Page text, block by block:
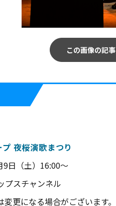
この画像の記事
夜桜演歌まつり
9日（土）16:00～
プスチャンネル
更になる場合がございます。